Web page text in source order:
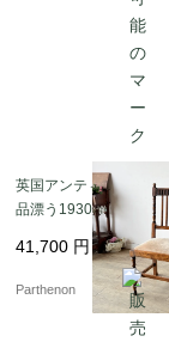
英国アンティークの気
品漂う1930年代オーク
材ツイストレッグ・ダ
イニングチェア【c322-
1】
41,700 円
Parthenon